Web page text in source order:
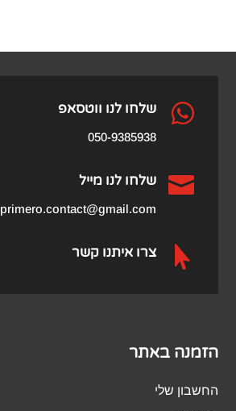
 שלחו לנו ווטסאפ
050-9385938
 שלחו לנו מייל
primero.contact@gmail.com
 צרו איתנו קשר
הזמנה באתר
החשבון שלי